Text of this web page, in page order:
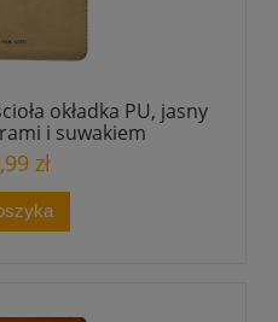
okładka PU, jasny
i suwakiem
zł